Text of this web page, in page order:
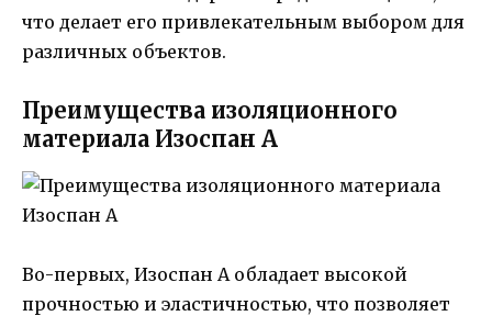
что делает его привлекательным выбором для
различных объектов.
Преимущества изоляционного
материала Изоспан A
Во-первых, Изоспан A обладает высокой
прочностью и эластичностью, что позволяет